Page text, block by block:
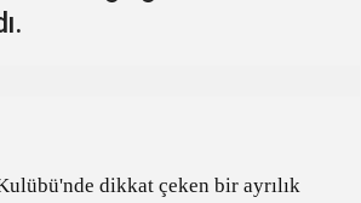
dikkat çeken bir ayrılık